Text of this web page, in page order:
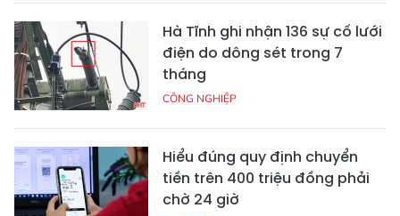
Hà Tĩnh ghi nhận 136 sự cố lưới
điện do dông sét trong 7
tháng
CÔNG NGHIỆP
Hiểu đúng quy định chuyển
tiền trên 400 triệu đồng phải
chờ 24 giờ